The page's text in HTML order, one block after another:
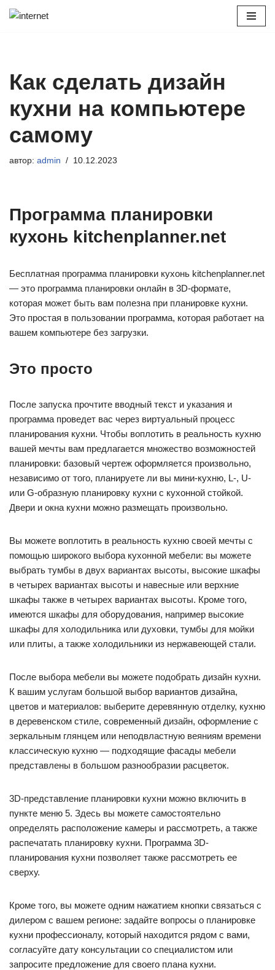
Как сделать дизайн
кухни на компьютере
самому
автор: admin 10.12.2023
Программа планировки
кухонь kitchenplanner.net
Бесплатная программа планировки кухонь kitchenplanner.net
— это программа планировки онлайн в 3D-формате,
которая может быть вам полезна при планировке кухни.
Это простая в пользовании программа, которая работает на
вашем компьютере без загрузки.
Это просто
После запуска прочтите вводный текст и указания и
программа проведет вас через виртуальный процесс
планирования кухни. Чтобы воплотить в реальность кухню
вашей мечты вам предлагается множество возможностей
планировки: базовый чертеж оформляется произвольно,
независимо от того, планируете ли вы мини-кухню, L-, U-
или G-образную планировку кухни с кухонной стойкой.
Двери и окна кухни можно размещать произвольно.
Вы можете воплотить в реальность кухню своей мечты с
помощью широкого выбора кухонной мебели: вы можете
выбрать тумбы в двух вариантах высоты, высокие шкафы
в четырех вариантах высоты и навесные или верхние
шкафы также в четырех вариантах высоты. Кроме того,
имеются шкафы для оборудования, например высокие
шкафы для холодильника или духовки, тумбы для мойки
или плиты, а также холодильники из нержавеющей стали.
После выбора мебели вы можете подобрать дизайн кухни.
К вашим услугам большой выбор вариантов дизайна,
цветов и материалов: выберите деревянную отделку, кухню
в деревенском стиле, современный дизайн, оформление с
зеркальным глянцем или неподвластную веяниям времени
классическую кухню — подходящие фасады мебели
представлены в большом разнообразии расцветок.
3D-представление планировки кухни можно включить в
пункте меню 5. Здесь вы можете самостоятельно
определять расположение камеры и рассмотреть, а также
распечатать планировку кухни. Программа 3D-
планирования кухни позволяет также рассмотреть ее
сверху.
Кроме того, вы можете одним нажатием кнопки связаться с
дилером с вашем регионе: задайте вопросы о планировке
кухни профессионалу, который находится рядом с вами,
согласуйте дату консультации со специалистом или
запросите предложение для своего плана кухни.